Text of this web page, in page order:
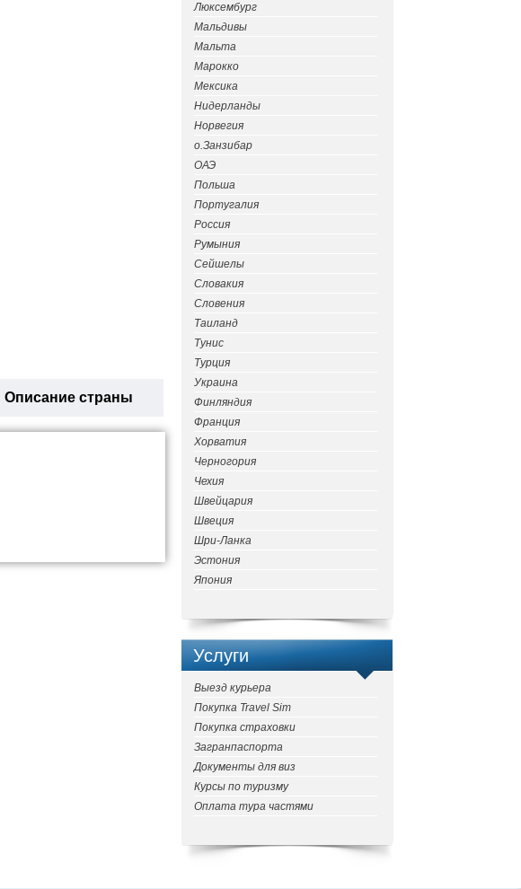
Описание страны
Люксембург
Мальдивы
Мальта
Марокко
Мексика
Нидерланды
Норвегия
о.Занзибар
ОАЭ
Польша
Португалия
Россия
Румыния
Сейшелы
Словакия
Словения
Таиланд
Тунис
Турция
Украина
Финляндия
Франция
Хорватия
Черногория
Чехия
Швейцария
Швеция
Шри-Ланка
Эстония
Япония
Услуги
Выезд курьера
Покупка Travel Sim
Покупка страховки
Загранпаспорта
Документы для виз
Курсы по туризму
Оплата тура частями